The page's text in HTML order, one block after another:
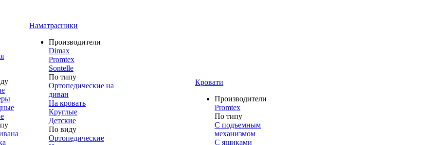
Наматрасники
Производители
Dimax
Promtex
Sontelle
По типу
Ортопедические на
диван
На кровать
Круглые
Детские
По виду
Ортопедические
Кровати
Производители
Promtex
По типу
С подъемным
механизмом
С ящиками